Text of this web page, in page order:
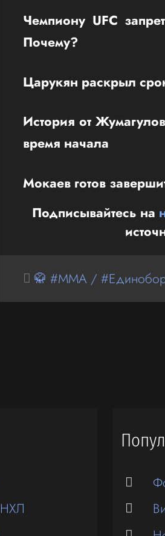
Чемпиону UFC
Почему?
Царукян раскрыл
История от
время начала
Мокаев готов
Подписывайтесь на
🥋 #MMA /
НХЛ